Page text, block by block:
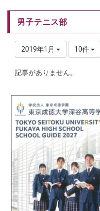
男子テニス部
2019年1月 10件
記事がありません。